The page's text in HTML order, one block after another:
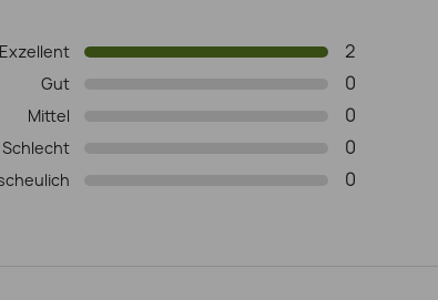
Exzellent 2
Gut 0
Mittel 0
Schlecht 0
0